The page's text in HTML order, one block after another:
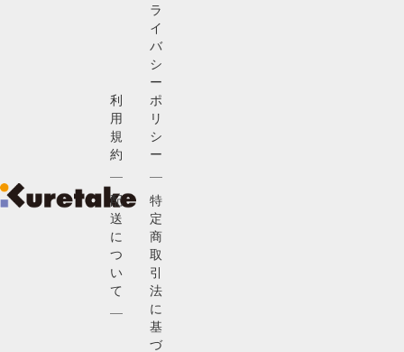
利
用
規
約
配
送
に
つ
い
て
ラ
イ
バ
シ
ー
ポ
リ
シ
ー
特
定
商
取
引
法
に
基
づ